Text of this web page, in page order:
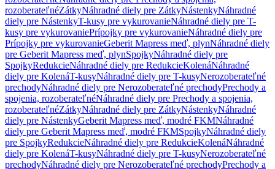
rozoberateľnéZátkyNáhradné diely pre ZátkyNástenkyNáhradné
diely pre NástenkyT-kusy pre vykurovanieNáhradné diely pre T-
kusy pre vykurovaniePrípojky pre vykurovanieNáhradné diely pre
Prípojky pre vykurovanieGeberit Mapress meď, plynNáhradné diely
pre Geberit Mapress meď, plynSpojkyNáhradné diely pre
SpojkyRedukcieNáhradné diely pre RedukcieKolenáNáhradné
diely pre KolenáT-kusyNáhradné diely pre T-kusyNerozoberateľné
prechodyNáhradné diely pre Nerozoberateľné prechodyPrechody a
spojenia, rozoberateľnéNáhradné diely pre Prechody a spojenia,
rozoberateľnéZátkyNáhradné diely pre ZátkyNástenkyNáhradné
diely pre NástenkyGeberit Mapress meď, modré FKMNáhradné
diely pre Geberit Mapress meď, modré FKMSpojkyNáhradné diely
pre SpojkyRedukcieNáhradné diely pre RedukcieKolenáNáhradné
diely pre KolenáT-kusyNáhradné diely pre T-kusyNerozoberateľné
prechodyNáhradné diely pre Nerozoberateľné prechodyPrechody a